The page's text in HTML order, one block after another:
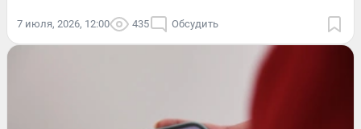
7 июля, 2026, 12:00 435 Обсудить